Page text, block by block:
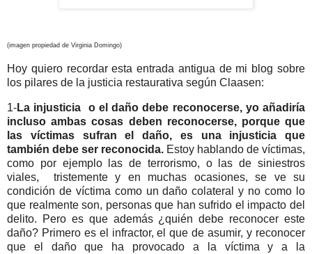
(imagen propiedad de Virginia Domingo)
Hoy quiero recordar esta entrada antigua de mi blog sobre
los pilares de la justicia restaurativa según Claasen:
1-La injusticia o el daño debe reconocerse, yo añadiría
incluso ambas cosas deben reconocerse, porque que
las víctimas sufran el daño, es una injusticia que
también debe ser reconocida. Estoy hablando de víctimas,
como por ejemplo las de terrorismo, o las de siniestros
viales, tristemente y en muchas ocasiones, se ve su
condición de víctima como un daño colateral y no como lo
que realmente son, personas que han sufrido el impacto del
delito. Pero es que además ¿quién debe reconocer este
daño? Primero es el infractor, el que de asumir, y reconocer
que el daño que ha provocado a la víctima y a la